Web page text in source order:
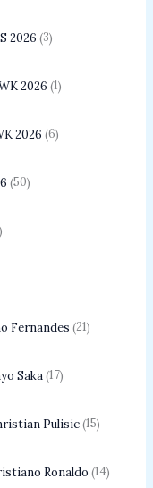
2026 3
2026 1
2026 6
50
Fernandes 21
Saka 17
Pulisic 15
Ronaldo 14